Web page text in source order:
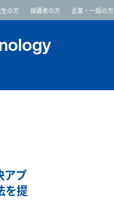
の方 保護者の方 企業・一般の方
アプ
を提